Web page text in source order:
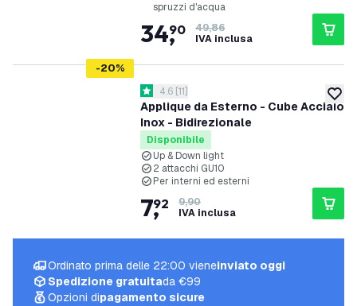
spruzzi d'acqua
34,
90
49,86
IVA inclusa
-20%
Applique da Esterno - Cube Acciaio
Inox - Bidirezionale
apri il cassetto delle recensioni
4.6 stelle di valutazione
4.6 [11]
Disponibile
Up & Down light
2 attacchi GU10
Per interni ed esterni
7,
92
9,90
IVA inclusa
Ordinato prima delle 22:00 vieneinviato oggi
Spedizione gratuitada €99
Opzioni dipagamento sicure